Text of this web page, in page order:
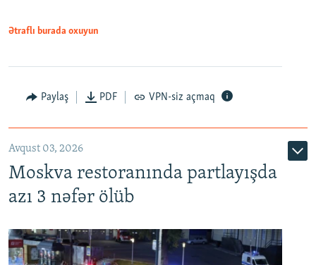
Ətraflı burada oxuyun
Paylaş PDF VPN-siz açmaq
Avqust 03, 2026
Moskva restoranında partlayışda
azı 3 nəfər ölüb